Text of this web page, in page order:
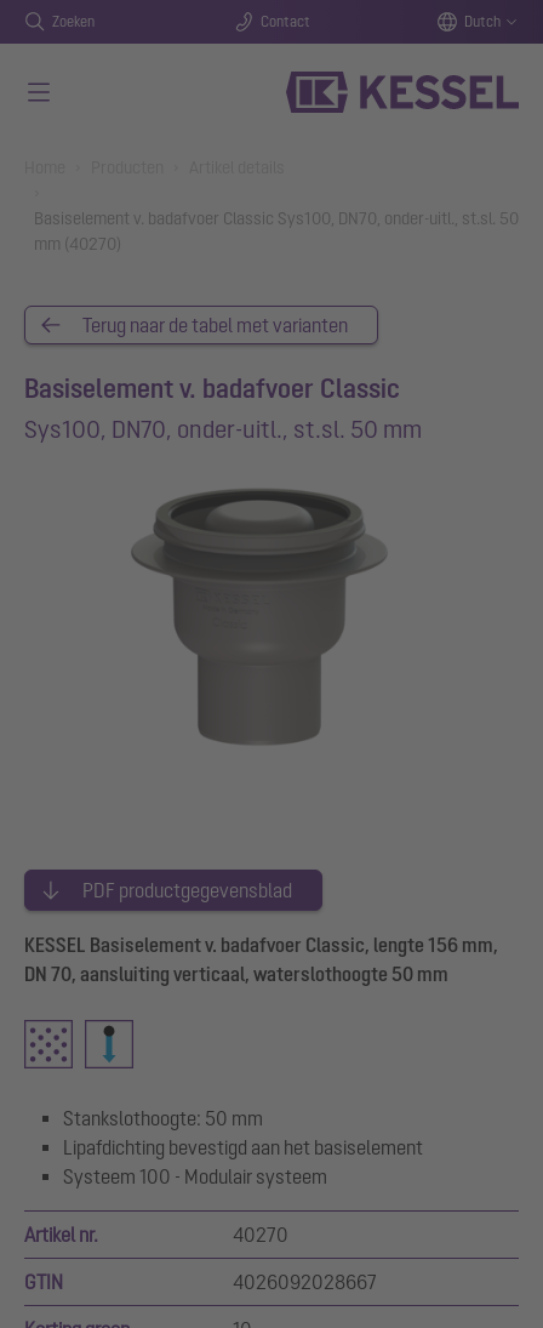
Zoeken Contact Dutch
Basiselement v. badafvoer Classic Sys100, DN70, onder-uitl., st.sl. 50
mm (40270)
Terug naar de tabel met varianten
Basiselement v. badafvoer Classic
Sys100, DN70, onder-uitl., st.sl. 50 mm
PDF productgegevensblad
KESSEL Basiselement v. badafvoer Classic, lengte 156 mm,
DN 70, aansluiting verticaal, waterslothoogte 50 mm
Stankslothoogte: 50 mm
Lipafdichting bevestigd aan het basiselement
Systeem 100 - Modulair systeem
Artikel nr. 40270
GTIN 4026092028667